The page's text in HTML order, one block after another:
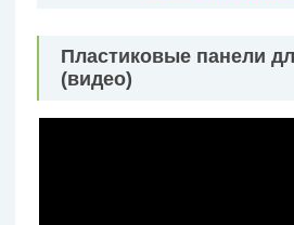
Пластиковые панели
(видео)